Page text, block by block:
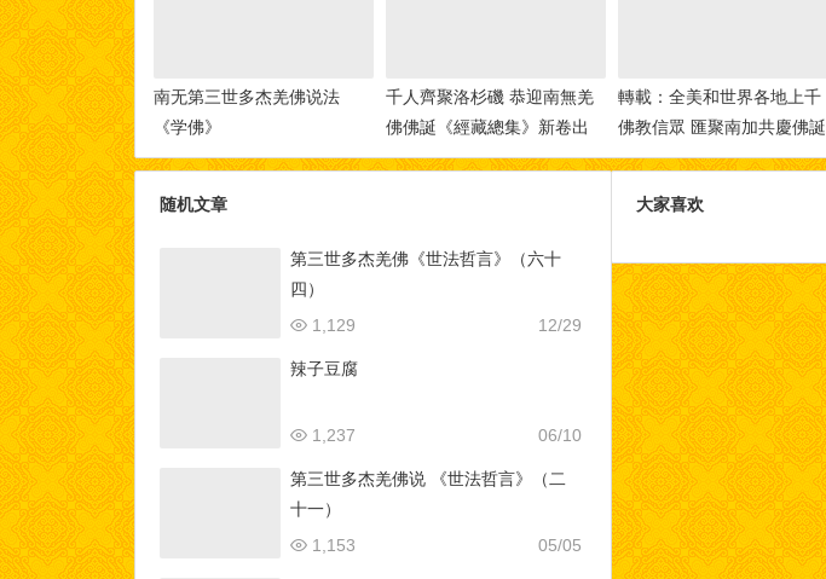
南无第三世多杰羌佛说法
《学佛》
千人齊聚洛杉磯 恭迎南無羌
佛佛誕《經藏總集》新卷出
版-[華人今日網]
轉載：全美和世界各地上千
佛教信眾 匯聚南加共慶佛誕
随机文章
第三世多杰羌佛《世法哲言》（六十
四）
12/29
1,129
辣子豆腐
06/10
1,237
第三世多杰羌佛说 《世法哲言》（二
十一）
05/05
1,153
大家喜欢